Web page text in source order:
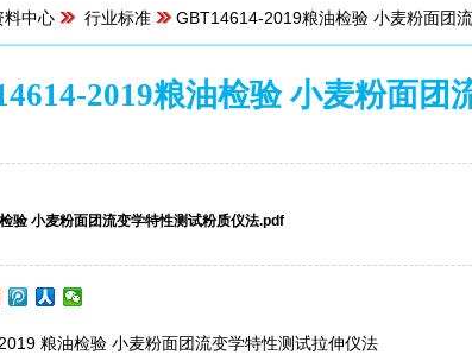
料中心 行业标准 GBT14614-2019粮油检验 小麦粉面团
2019粮油检验 小麦粉面团
验 小麦粉面团流变学特性测试粉质仪法.pdf
粮油检验 小麦粉面团流变学特性测试拉伸仪法